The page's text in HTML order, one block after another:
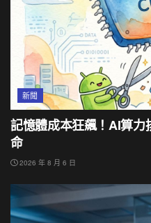
新聞
記憶體成本狂飆！AI算
命
2026 年 8 月 6 日